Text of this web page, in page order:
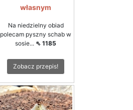
własnym
Na niedzielny obiad
polecam pyszny schab w
sosie... ⇖ 1185
Zobacz przepis!